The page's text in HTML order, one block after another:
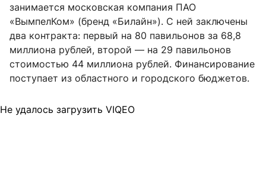
занимается московская компания ПАО
«ВымпелКом» (бренд «Билайн»). С ней заключены
два контракта: первый на 80 павильонов за 68,8
миллиона рублей, второй — на 29 павильонов
стоимостью 44 миллиона рублей. Финансирование
поступает из областного и городского бюджетов.
Не удалось загрузить VIQEO